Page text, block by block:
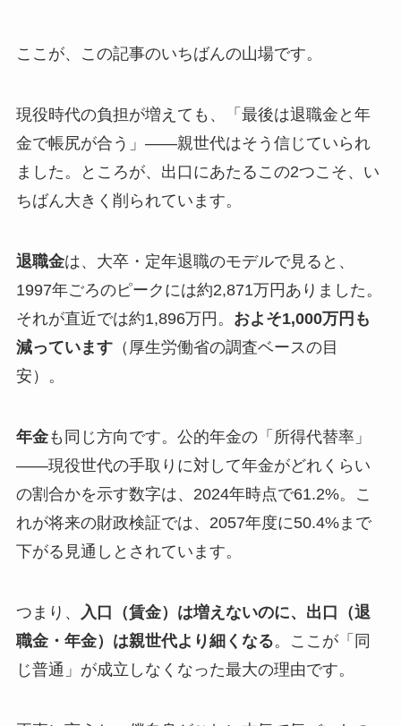
ここが、この記事のいちばんの山場です。
現役時代の負担が増えても、「最後は退職金と年
金で帳尻が合う」――親世代はそう信じていられ
ました。ところが、出口にあたるこの2つこそ、い
ちばん大きく削られています。
退職金は、大卒・定年退職のモデルで見ると、
1997年ごろのピークには約2,871万円ありました。
それが直近では約1,896万円。 およそ1,000万円も
減っています（厚生労働省の調査ベースの目
安）。
年金も同じ方向です。公的年金の「所得代替率」
――現役世代の手取りに対して年金がどれくらい
の割合かを示す数字は、2024年時点で61.2%。こ
れが将来の財政検証では、2057年度に50.4%まで
下がる見通しとされています。
つまり、
入口（賃金）は増えないのに、出口（退
職金・年金）は親世代より細くなる。ここが「同
じ普通」が成立しなくなった最大の理由です。